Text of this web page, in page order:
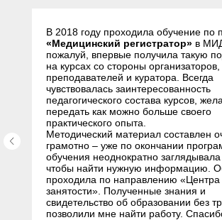
В 2018 году проходила обучение по
«Медицинский регистратор» в
пожалуй, впервые получила такую
на курсах со стороны организаторов,
преподавателей и куратора. Всегда
чувствовалась заинтересованность
педагогического состава курсов,
передать как можно больше своего
практического опыта.
Методический материал составлен
грамотно – уже по окончании
обучения неоднократно заглядывала
чтобы найти нужную информацию.
проходила по направлению «Центра
занятости». Полученные знания и
свидетельство об образовании без
позволили мне найти работу.